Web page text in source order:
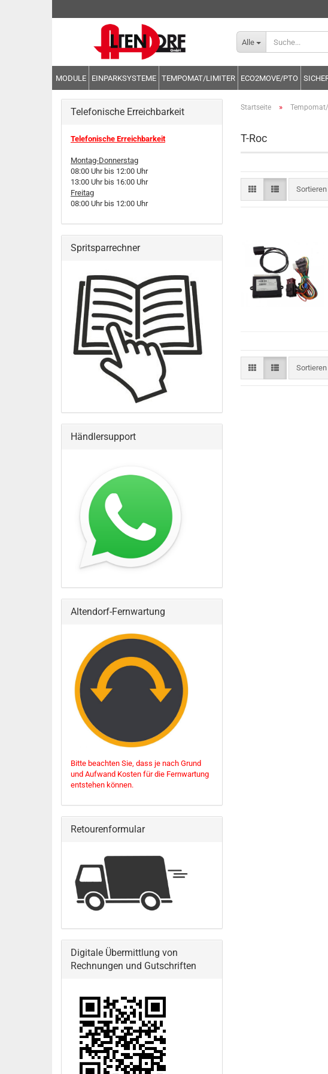
Alle
MODULE EINPARKSYSTEME TEMPOMAT/LIMITER ECO2MOVE/PTO
Startseite »
T-Roc
Telefonische Erreichbarkeit
Telefonische Erreichbarkeit
Montag-Donnerstag
08:00 Uhr bis 12:00 Uhr
13:00 Uhr bis 16:00 Uhr
Freitag
08:00 Uhr bis 12:00 Uhr
Spritsparrechner
Händlersupport
Altendorf-Fernwartung
Bitte beachten Sie, dass je nach Grund
und Aufwand Kosten für die Fernwartung
entstehen können.
Retourenformular
Digitale Übermittlung von
Rechnungen und Gutschriften